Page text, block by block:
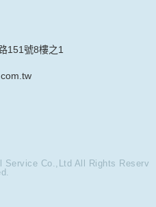
的同意後，傳送商業性資料
該資料或電子郵件上註明是由
郵件上提供您能隨時停止接
說明。
的個人識別資料。
我們發覺您在網站上的行為
產品、服務的特定使用指
無法為您查詢其他使用者的
151號8樓之1
Service Co.,Ltd All Rights Reserv